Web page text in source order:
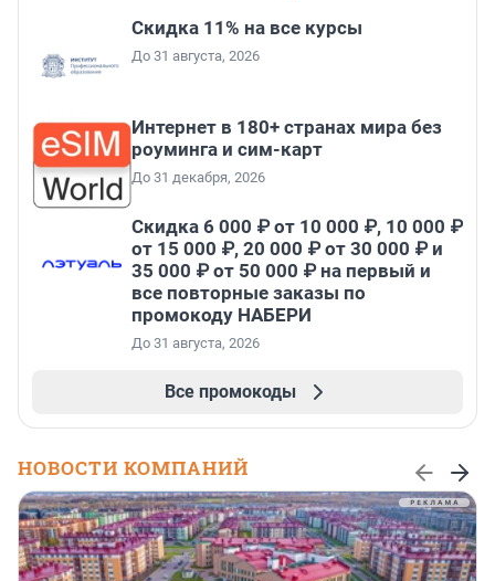
Скидка 11% на все курсы
До 31 августа, 2026
Интернет в 180+ странах мира без
роуминга и сим-карт
До 31 декабря, 2026
Скидка 6 000 ₽ от 10 000 ₽, 10 000 ₽
от 15 000 ₽, 20 000 ₽ от 30 000 ₽ и
35 000 ₽ от 50 000 ₽ на первый и
все повторные заказы по
промокоду НАБЕРИ
До 31 августа, 2026
Все промокоды
НОВОСТИ КОМПАНИЙ